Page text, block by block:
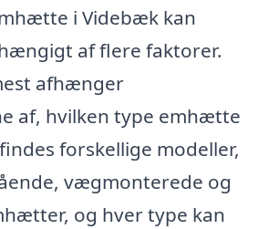
i Videbæk kan
af flere faktorer.
afhænger
af, hvilken type emhætte
forskellige modeller,
vægmonterede og
og hver type kan